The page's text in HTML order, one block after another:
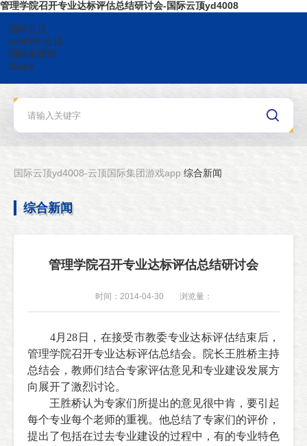
管理学院召开专业达标评估总结研讨会-国际云顶yd4008
国际云顶
yd4008-云顶
国际集团游
戏app
国际云顶yd4008-云顶国际集团游戏app 综合新闻
综合新闻
管理学院召开专业达标评估总结研讨会
时间：2014-04-30 浏览量：
4月 28 日，在接受市教委专业达标评估结束后，
管理学院召开专业达标评估总结会。院长王胜桥主持
总结会，教师们结合专家评估意见和专业建设发展方
向展开了激烈讨论。
王胜桥认为专家们所提出的意见很中肯，要引起
每个专业每个老师的重视。他总结了专家们的评价，
提出了包括在过去专业建设的过程中，有的专业特色